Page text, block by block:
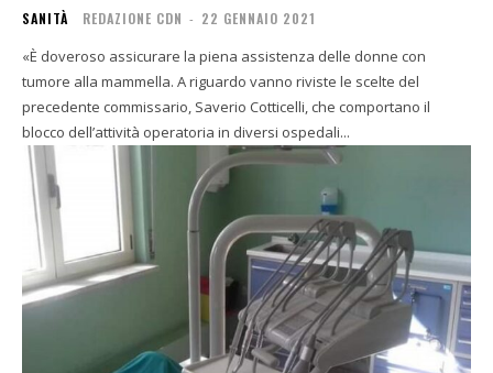
SANITÀ REDAZIONE CDN - 22 GENNAIO 2021
«È doveroso assicurare la piena assistenza delle donne con
tumore alla mammella. A riguardo vanno riviste le scelte del
precedente commissario, Saverio Cotticelli, che comportano il
blocco dell’attività operatoria in diversi ospedali...